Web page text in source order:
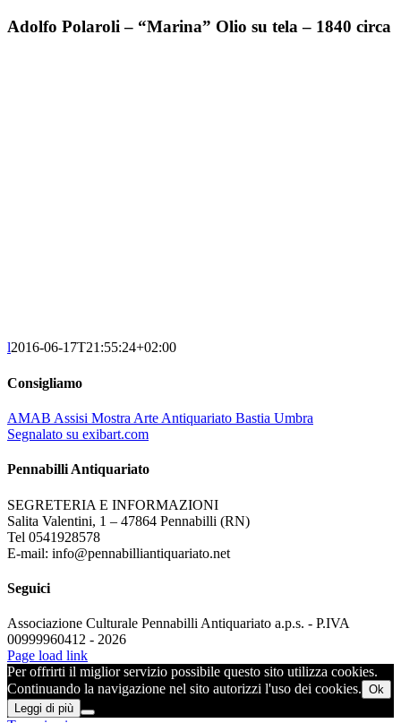
Adolfo Polaroli – “Marina” Olio su tela – 1840 circa
l2016-06-17T21:55:24+02:00
Consigliamo
AMAB Assisi Mostra Arte Antiquariato Bastia Umbra
Segnalato su exibart.com
Pennabilli Antiquariato
SEGRETERIA E INFORMAZIONI
Salita Valentini, 1 – 47864 Pennabilli (RN)
Tel 0541928578
E-mail: info@pennabilliantiquariato.net
Seguici
Associazione Culturale Pennabilli Antiquariato a.p.s. - P.IVA
00999960412 - 2026
Page load link
Per offrirti il miglior servizio possibile questo sito utilizza cookies.
Continuando la navigazione nel sito autorizzi l'uso dei cookies. Ok
Leggi di più